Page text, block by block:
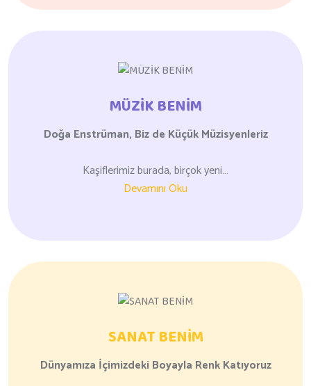
MÜZİK BENİM
Doğa Enstrüman, Biz de Küçük Müzisyenleriz
Kaşiflerimiz burada, birçok yeni…
Devamını Oku
SANAT BENİM
Dünyamıza İçimizdeki Boyayla Renk Katıyoruz